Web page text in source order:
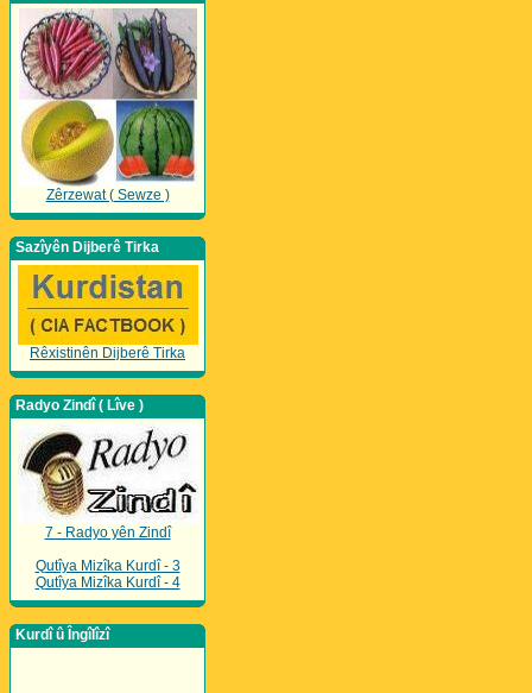
Zêrzewat ( Sewze )
Sazîyên Dijberê Tirka
Rêxistinên Dijberê Tirka
Radyo Zindî ( Lîve )
7 - Radyo yên Zindî
Qutîya Mizîka Kurdî - 3
Qutîya Mizîka Kurdî - 4
Kurdî û Îngîlîzî